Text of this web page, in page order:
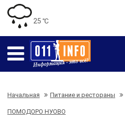
25 ℃
Начальная Питание и рестораны
ПОМОДОРО НУОВО